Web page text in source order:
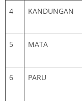
4 KANDUNGAN
5 MATA
6 PARU